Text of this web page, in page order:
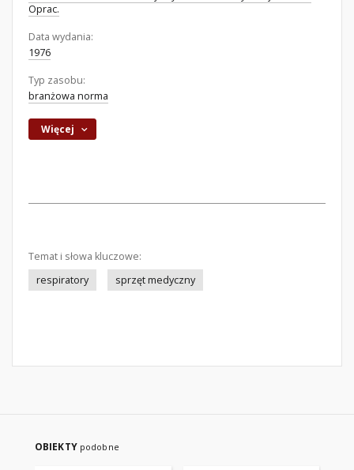
Oprac.
Data wydania:
1976
Typ zasobu:
branżowa norma
Więcej
Temat i słowa kluczowe:
respiratory
sprzęt medyczny
OBIEKTY podobne